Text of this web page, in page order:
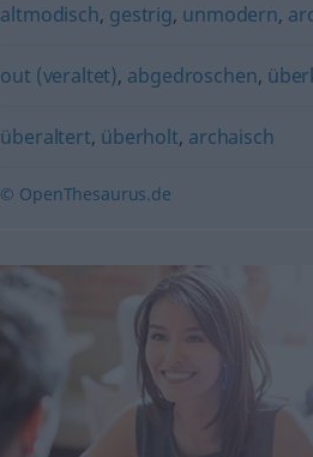
altmodisch, gestrig, unmodern,
out (veraltet), abgedroschen,
überaltert, überholt, archaisch
© OpenThesaurus.de